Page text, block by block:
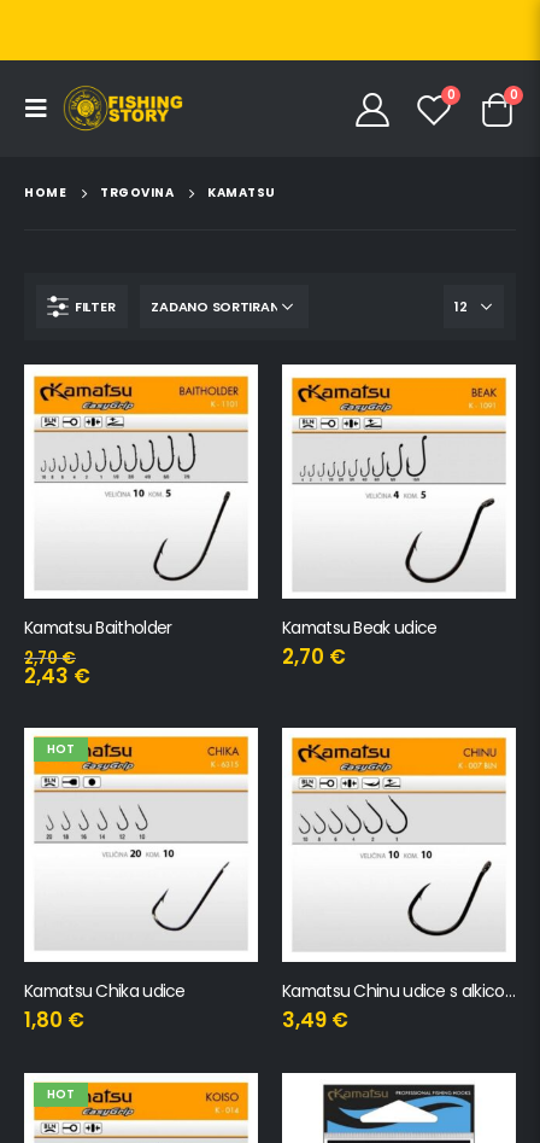
0 0
HOME TRGOVINA KAMATSU
FILTER
Kamatsu Baitholder
2,70€
2,43 €
Kamatsu Beak udice
2,70 €
HOT
Kamatsu Chika udice
1,80 €
Kamatsu Chinu udice s alkicom
3,49 €
HOT